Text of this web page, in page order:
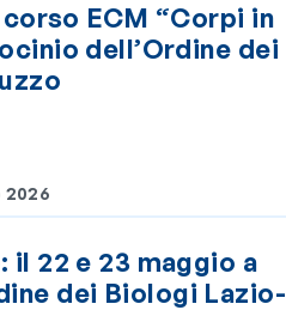
ECM “Corpi in
dell’Ordine dei
2026
il 22 e 23 maggio a
dei Biologi Lazio-